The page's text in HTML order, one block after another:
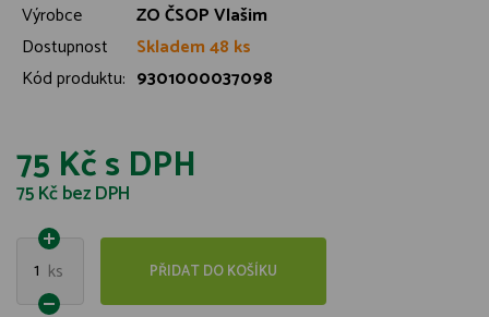
Výrobce
ZO ČSOP Vlašim
Dostupnost
Skladem 48 ks
Kód produktu: 9301000037098
75 Kčs DPH
75 Kčbez DPH
1 ks PŘIDAT DO KOŠÍKU